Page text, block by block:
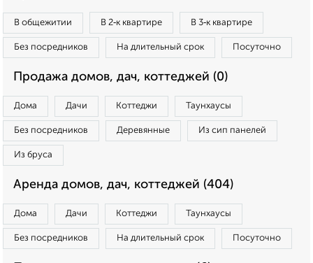
В общежитии В 2‑к квартире В 3‑к квартире
Без посредников На длительный срок Посуточно
Продажа домов, дач, коттеджей (0)
Дома Дачи Коттеджи Таунхаусы
Без посредников Деревянные Из сип панелей
Из бруса
Аренда домов, дач, коттеджей (404)
Дома Дачи Коттеджи Таунхаусы
Без посредников На длительный срок Посуточно